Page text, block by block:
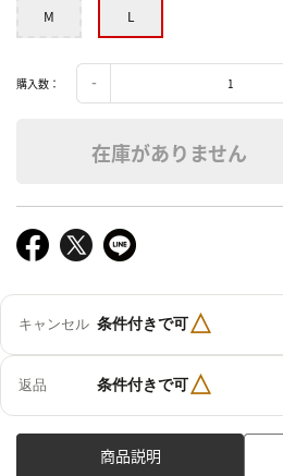
M L
購入数：
在庫がありません
キャンセル 条件付きで可△
返品 条件付きで可△
商品説明